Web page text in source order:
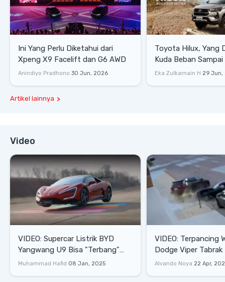
Ini Yang Perlu Diketahui dari
Xpeng X9 Facelift dan G6 AWD
Anindiyo Pradhono 30 Jun, 2026
Toyota Hilux, Yang
Kuda Beban
Lifestyle
Eka Zulkarnain H 29 Jun,
Artikel lainnya
Video
VIDEO: Supercar Listrik BYD
Yangwang U9 Bisa "Terbang"
Lewati Rintangan
Muhammad Hafid 08 Jan, 2025
VIDEO: Terpancing
Dodge Viper Tabrak
Saat Burnout
Alvando Noya 22 Apr,